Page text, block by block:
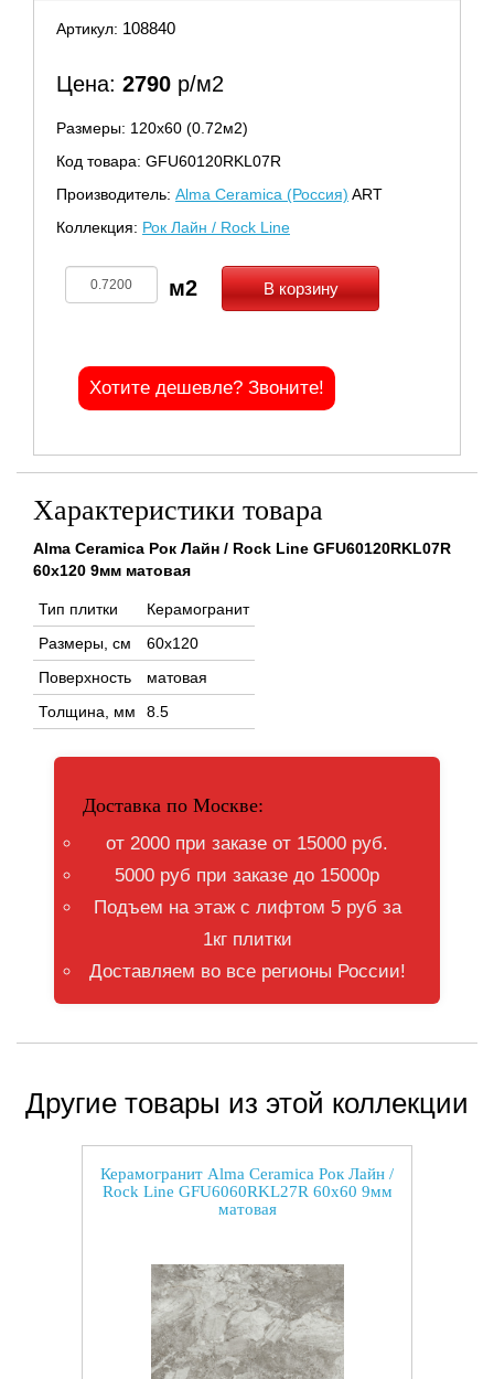
Артикул: 108840
Цена: 2790 р/м2
Размеры: 120х60 (0.72м2)
Код товара: GFU60120RKL07R
Производитель: Alma Ceramica (Россия) ART
Коллекция: Рок Лайн / Rock Line
В корзину
Хотите дешевле? Звоните!
Характеристики товара
Alma Ceramica Рок Лайн / Rock Line GFU60120RKL07R
60x120 9мм матовая
Тип плитки
Керамогранит
Размеры, см
60x120
Поверхность
матовая
Толщина, мм
8.5
Доставка по Москве:
от 2000 при заказе от 15000 руб.
5000 руб при заказе до 15000р
Подъем на этаж с лифтом 5 руб за
1кг плитки
Доставляем во все регионы России!
Другие товары из этой коллекции
Керамогранит Alma Ceramica Рок Лайн /
Rock Line GFU6060RKL27R 60x60 9мм
матовая